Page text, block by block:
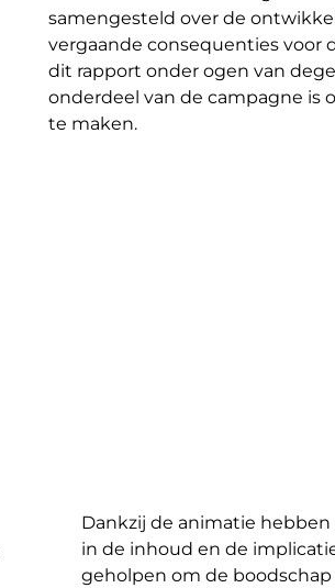
samengesteld over de
vergaande consequenties voor
dit rapport onder ogen van
onderdeel van de campagne is
te maken.
Dankzij de animatie
in de inhoud en de
geholpen om de